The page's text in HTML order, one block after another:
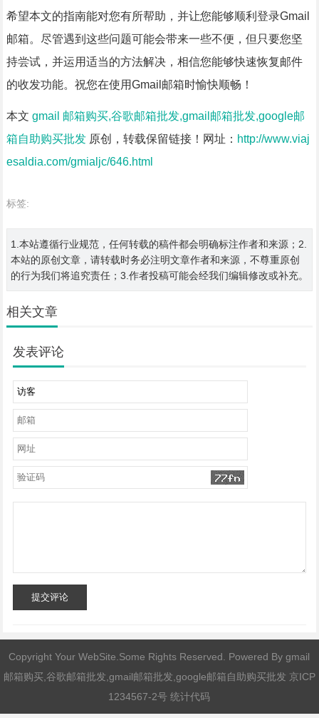
希望本文的指南能对您有所帮助，并让您能够顺利登录Gmail
邮箱。尽管遇到这些问题可能会带来一些不便，但只要您坚
持尝试，并运用适当的方法解决，相信您能够快速恢复邮件
的收发功能。祝您在使用Gmail邮箱时愉快顺畅！
本文 gmail 邮箱购买,谷歌邮箱批发,gmail邮箱批发,google邮
箱自助购买批发原创，转载保留链接！网址： http://www.viaj
esaldia.com/gmialjc/646.html
标签:
1.本站遵循行业规范，任何转载的稿件都会明确标注作者和来源；2.
本站的原创文章，请转载时务必注明文章作者和来源，不尊重原创
的行为我们将追究责任；3.作者投稿可能会经我们编辑修改或补充。
相关文章
发表评论
提交评论
Copyright Your WebSite.Some Rights Reserved. Powered Bygmail
邮箱购买,谷歌邮箱批发,gmail邮箱批发,google邮箱自助购买批发 京ICP
1234567-2号 统计代码